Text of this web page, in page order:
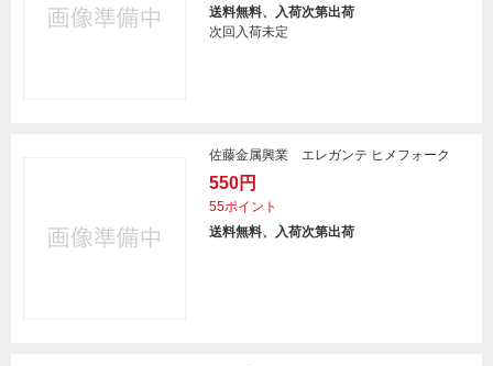
送料無料、入荷次第出荷
次回入荷未定
佐藤金属興業 エレガンテ ヒメフォーク
550円
55ポイント
送料無料、入荷次第出荷